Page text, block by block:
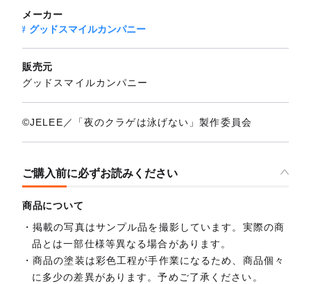
メーカー
グッドスマイルカンパニー
販売元
グッドスマイルカンパニー
©JELEE／「夜のクラゲは泳げない」製作委員会
ご購入前に必ずお読みください
商品について
掲載の写真はサンプル品を撮影しています。実際の商
品とは一部仕様等異なる場合があります。
商品の塗装は彩色工程が手作業になるため、商品個々
に多少の差異があります。予めご了承ください。